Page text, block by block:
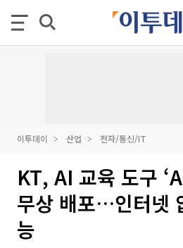
이투데이 산업 전자/통신/IT
KT, AI 교육 도구
무상 배포…인터넷
능